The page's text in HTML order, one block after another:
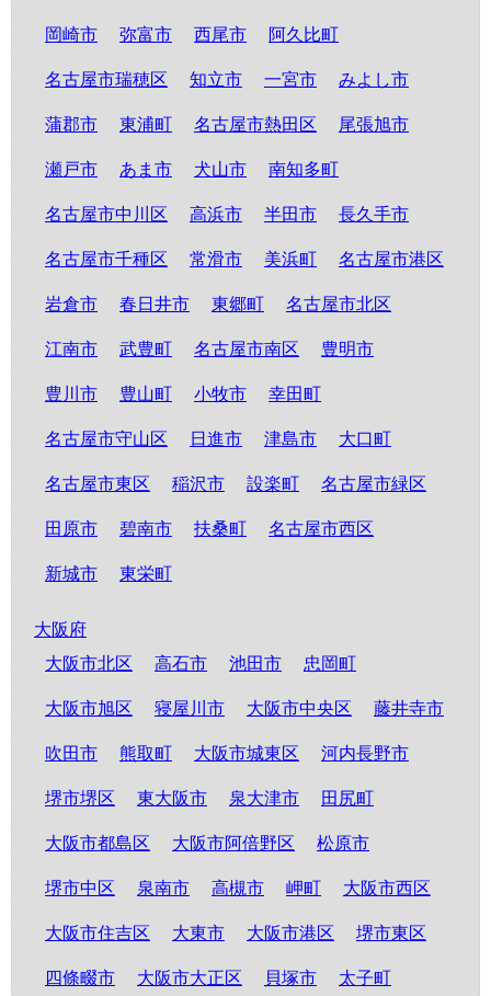
岡崎市 弥富市 西尾市 阿久比町
名古屋市瑞穂区 知立市 一宮市 みよし市
蒲郡市 東浦町 名古屋市熱田区 尾張旭市
瀬戸市 あま市 犬山市 南知多町
名古屋市中川区 高浜市 半田市 長久手市
名古屋市千種区 常滑市 美浜町 名古屋市港区
岩倉市 春日井市 東郷町 名古屋市北区
江南市 武豊町 名古屋市南区 豊明市
豊川市 豊山町 小牧市 幸田町
名古屋市守山区 日進市 津島市 大口町
名古屋市東区 稲沢市 設楽町 名古屋市緑区
田原市 碧南市 扶桑町 名古屋市西区
新城市 東栄町
大阪府
大阪市北区
高石市 池田市 忠岡町
大阪市旭区 寝屋川市 大阪市中央区 藤井寺市
吹田市 熊取町 大阪市城東区 河内長野市
堺市堺区 東大阪市 泉大津市 田尻町
大阪市都島区 大阪市阿倍野区 松原市
堺市中区 泉南市 高槻市 岬町 大阪市西区
大阪市住吉区 大東市 大阪市港区 堺市東区
四條畷市 大阪市大正区 貝塚市 太子町